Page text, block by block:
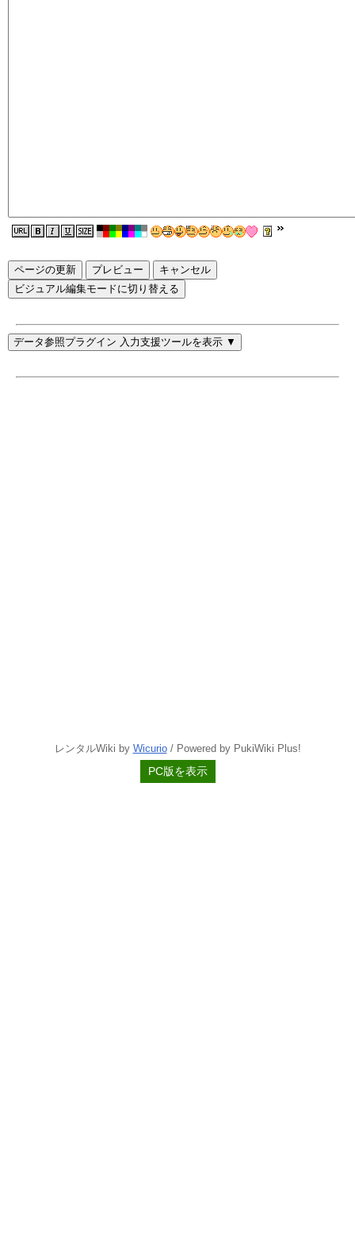
ページの更新
ビジュアル編集モードに切り替える
データ参照プラグイン 入力支援ツールを表示 ▼
レンタルWiki by Wicurio/ Powered by PukiWiki Plus!
PC版を表示